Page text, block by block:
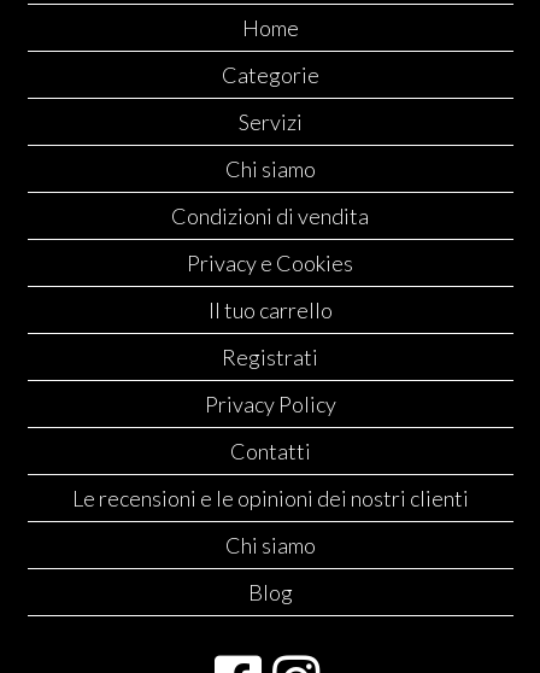
Home
Categorie
Servizi
Chi siamo
Condizioni di vendita
Privacy e Cookies
Il tuo carrello
Registrati
Privacy Policy
Contatti
Le recensioni e le opinioni dei nostri clienti
Chi siamo
Blog